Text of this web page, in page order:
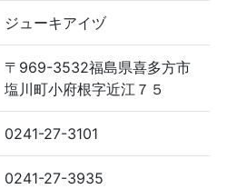
ジューキアイヅ
〒969-3532福島県喜多方市
塩川町小府根字近江７５
0241-27-3101
0241-27-3935